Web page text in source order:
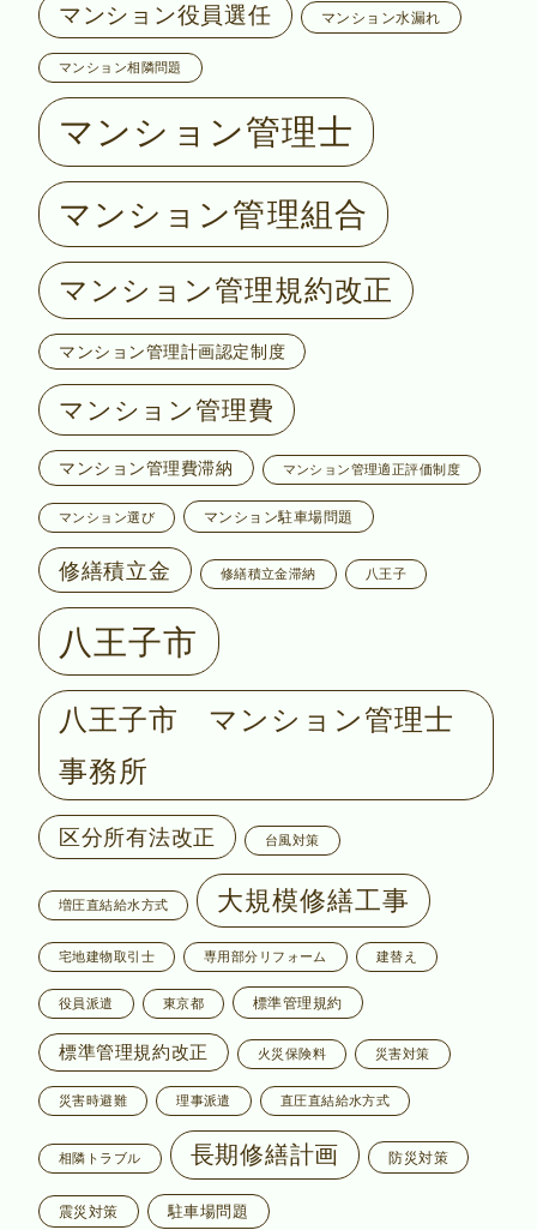
マンション役員選任 マンション水漏れ
マンション相隣問題
マンション管理士
マンション管理組合
マンション管理規約改正
マンション管理計画認定制度
マンション管理費
マンション管理費滞納 マンション管理適正評価制度
マンション選び マンション駐車場問題
修繕積立金 修繕積立金滞納 八王子
八王子市
八王子市 マンション管理士
事務所
区分所有法改正 台風対策
増圧直結給水方式 大規模修繕工事
宅地建物取引士 専用部分リフォーム 建替え
役員派遣 東京都 標準管理規約
標準管理規約改正 火災保険料 災害対策
災害時避難 理事派遣 直圧直結給水方式
相隣トラブル 長期修繕計画 防災対策
震災対策 駐車場問題